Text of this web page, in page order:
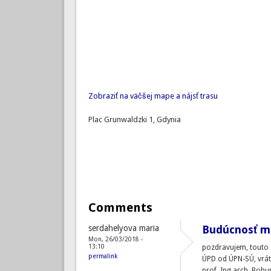
Zobraziť na väčšej mape a nájsť trasu
Plac Grunwaldzki 1, Gdynia
Comments
serdahelyova maria
Mon, 26/03/2018 -
13:10
permalink
Budúcnosť
pozdravujem, touto
ÚPD od ÚPN-SÚ,